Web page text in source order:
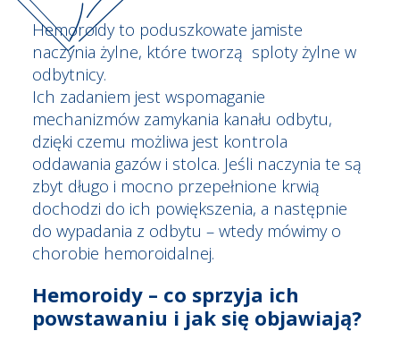
Hemoroidy to poduszkowate jamiste
naczynia żylne, które tworzą sploty żylne w
odbytnicy.
Ich zadaniem jest wspomaganie
mechanizmów zamykania kanału odbytu,
dzięki czemu możliwa jest kontrola
oddawania gazów i stolca. Jeśli naczynia te są
zbyt długo i mocno przepełnione krwią
dochodzi do ich powiększenia, a następnie
do wypadania z odbytu – wtedy mówimy o
chorobie hemoroidalnej.
Hemoroidy – co sprzyja ich
powstawaniu i jak się objawiają?